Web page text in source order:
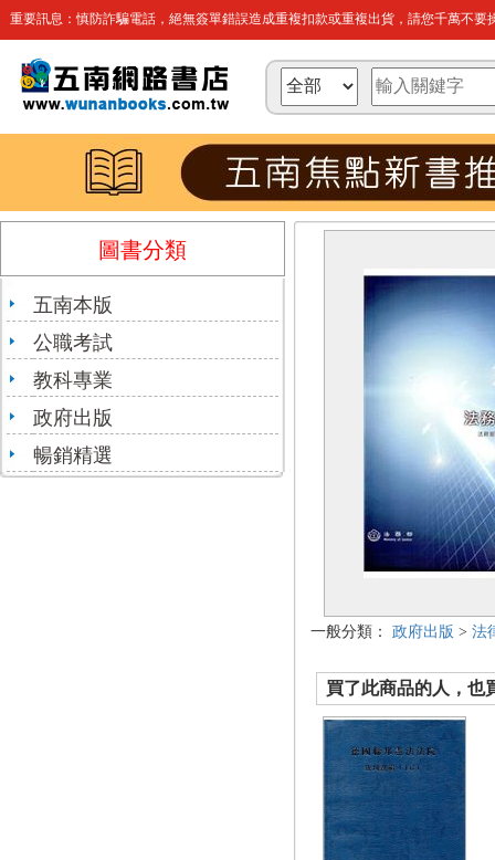
重要訊息：慎防詐騙電話，絕無簽單錯誤造成重複扣款或重複出貨，請您千萬不要
圖書分類
五南本版
公職考試
教科專業
政府出版
暢銷精選
一般分類： 政府出版 > 法
買了此商品的人，也